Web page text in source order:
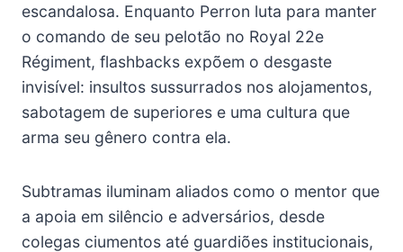
escandalosa. Enquanto Perron luta para manter
o comando de seu pelotão no Royal 22e
Régiment, flashbacks expõem o desgaste
invisível: insultos sussurrados nos alojamentos,
sabotagem de superiores e uma cultura que
arma seu gênero contra ela.
Subtramas iluminam aliados como o mentor que
a apoia em silêncio e adversários, desde
colegas ciumentos até guardiões institucionais,